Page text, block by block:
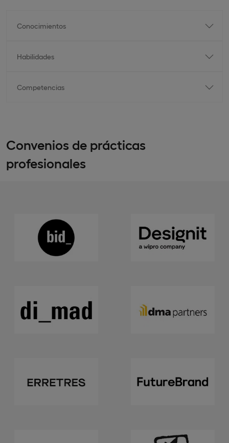
Conocimientos
Habilidades
Competencias
Convenios de prácticas
profesionales